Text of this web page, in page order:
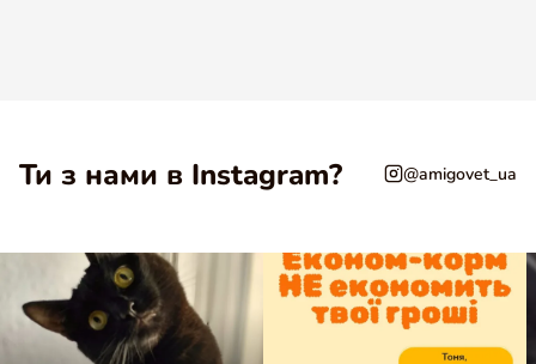
Ти з нами в Instagram? @amigovet_ua